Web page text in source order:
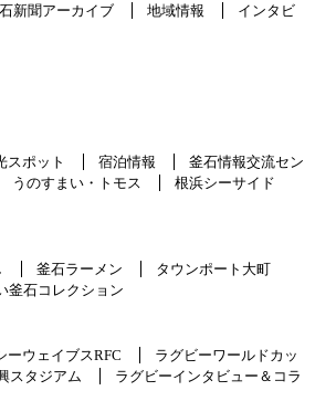
新聞アーカイブ 地域情報
インタビ
スポット 宿泊情報
釜石情報交流セン
うのすまい・トモス
根浜シーサイド
釜石ラーメン
タウンポート大町
釜石コレクション
ーウェイブスRFC
ラグビーワールドカッ
スタジアム
ラグビーインタビュー＆コラ